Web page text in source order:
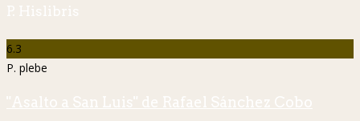
P. Hislibris
6.3
P. plebe
"Asalto a San Luis" de Rafael Sánchez Cobo